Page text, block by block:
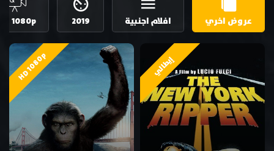
عروض اخري افلام اجنبية 2019
1080p
إيطالي HD 1080p